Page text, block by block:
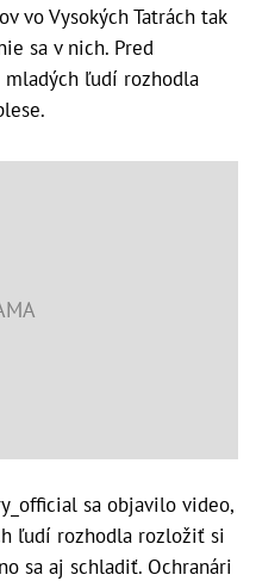
vo Vysokých Tatrách tak
sa v nich. Pred
ľudí rozhodla
sa objavilo video,
ľudí rozhodla rozložiť si
sa aj schladiť. Ochranári